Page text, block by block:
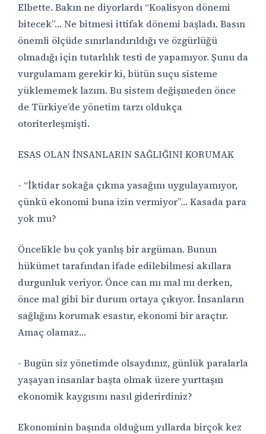
Elbette. Bakın ne diyorlardı “Koalisyon dönemi
bitecek”… Ne bitmesi ittifak dönemi başladı. Basın
önemli ölçüde sınırlandırıldığı ve özgürlüğü
olmadığı için tutarlılık testi de yapamıyor. Şunu da
vurgulamam gerekir ki, bütün suçu sisteme
yüklememek lazım. Bu sistem değişmeden önce
de Türkiye’de yönetim tarzı oldukça
otoriterleşmişti.
ESAS OLAN İNSANLARIN SAĞLIĞINI KORUMAK
- “İktidar sokağa çıkma yasağını uygulayamıyor,
çünkü ekonomi buna izin vermiyor”… Kasada para
yok mu?
Öncelikle bu çok yanlış bir argüman. Bunun
hükümet tarafından ifade edilebilmesi akıllara
durgunluk veriyor. Önce can mı mal mı derken,
önce mal gibi bir durum ortaya çıkıyor. İnsanların
sağlığını korumak esastır, ekonomi bir araçtır.
Amaç olamaz…
- Bugün siz yönetimde olsaydınız, günlük paralarla
yaşayan insanlar başta olmak üzere yurttaşın
ekonomik kaygısını nasıl giderirdiniz?
Ekonominin başında olduğum yıllarda birçok kez